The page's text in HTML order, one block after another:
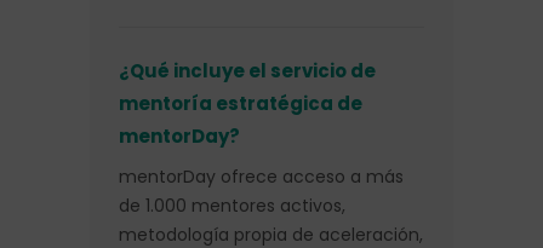
¿Qué incluye el servicio de
mentoría estratégica de
mentorDay?
mentorDay ofrece acceso a más
de 1.000 mentores activos,
metodología propia de aceleración,